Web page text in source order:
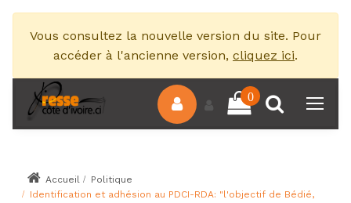
Vous consultez la nouvelle version du site. Pour
accéder à l'ancienne version, cliquez ici.
0
Accueil
Politique
Identification et adhésion au PDCI-RDA: "l'objectif de Bédié,